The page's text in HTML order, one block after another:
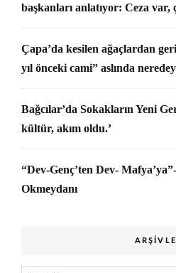
başkanları anlatıyor: Ceza var,
Çapa’da kesilen ağaçlardan
yıl önceki cami” aslında
Bağcılar’da Sokakların Yeni
kültür, akım oldu.’
“Dev-Genç’ten Dev-
Okmeydanı